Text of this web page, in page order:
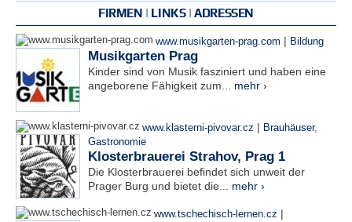
FIRMEN | LINKS | ADRESSEN
www.musikgarten-prag.com | Bildung
Musikgarten Prag
Kinder sind von Musik fasziniert und haben eine
angeborene Fähigkeit zum... mehr ›
www.klasterni-pivovar.cz | Brauhäuser,
Gastronomie
Klosterbrauerei Strahov, Prag 1
Die Klosterbrauerei befindet sich unweit der
Prager Burg und bietet die... mehr ›
www.tschechisch-lernen.cz |